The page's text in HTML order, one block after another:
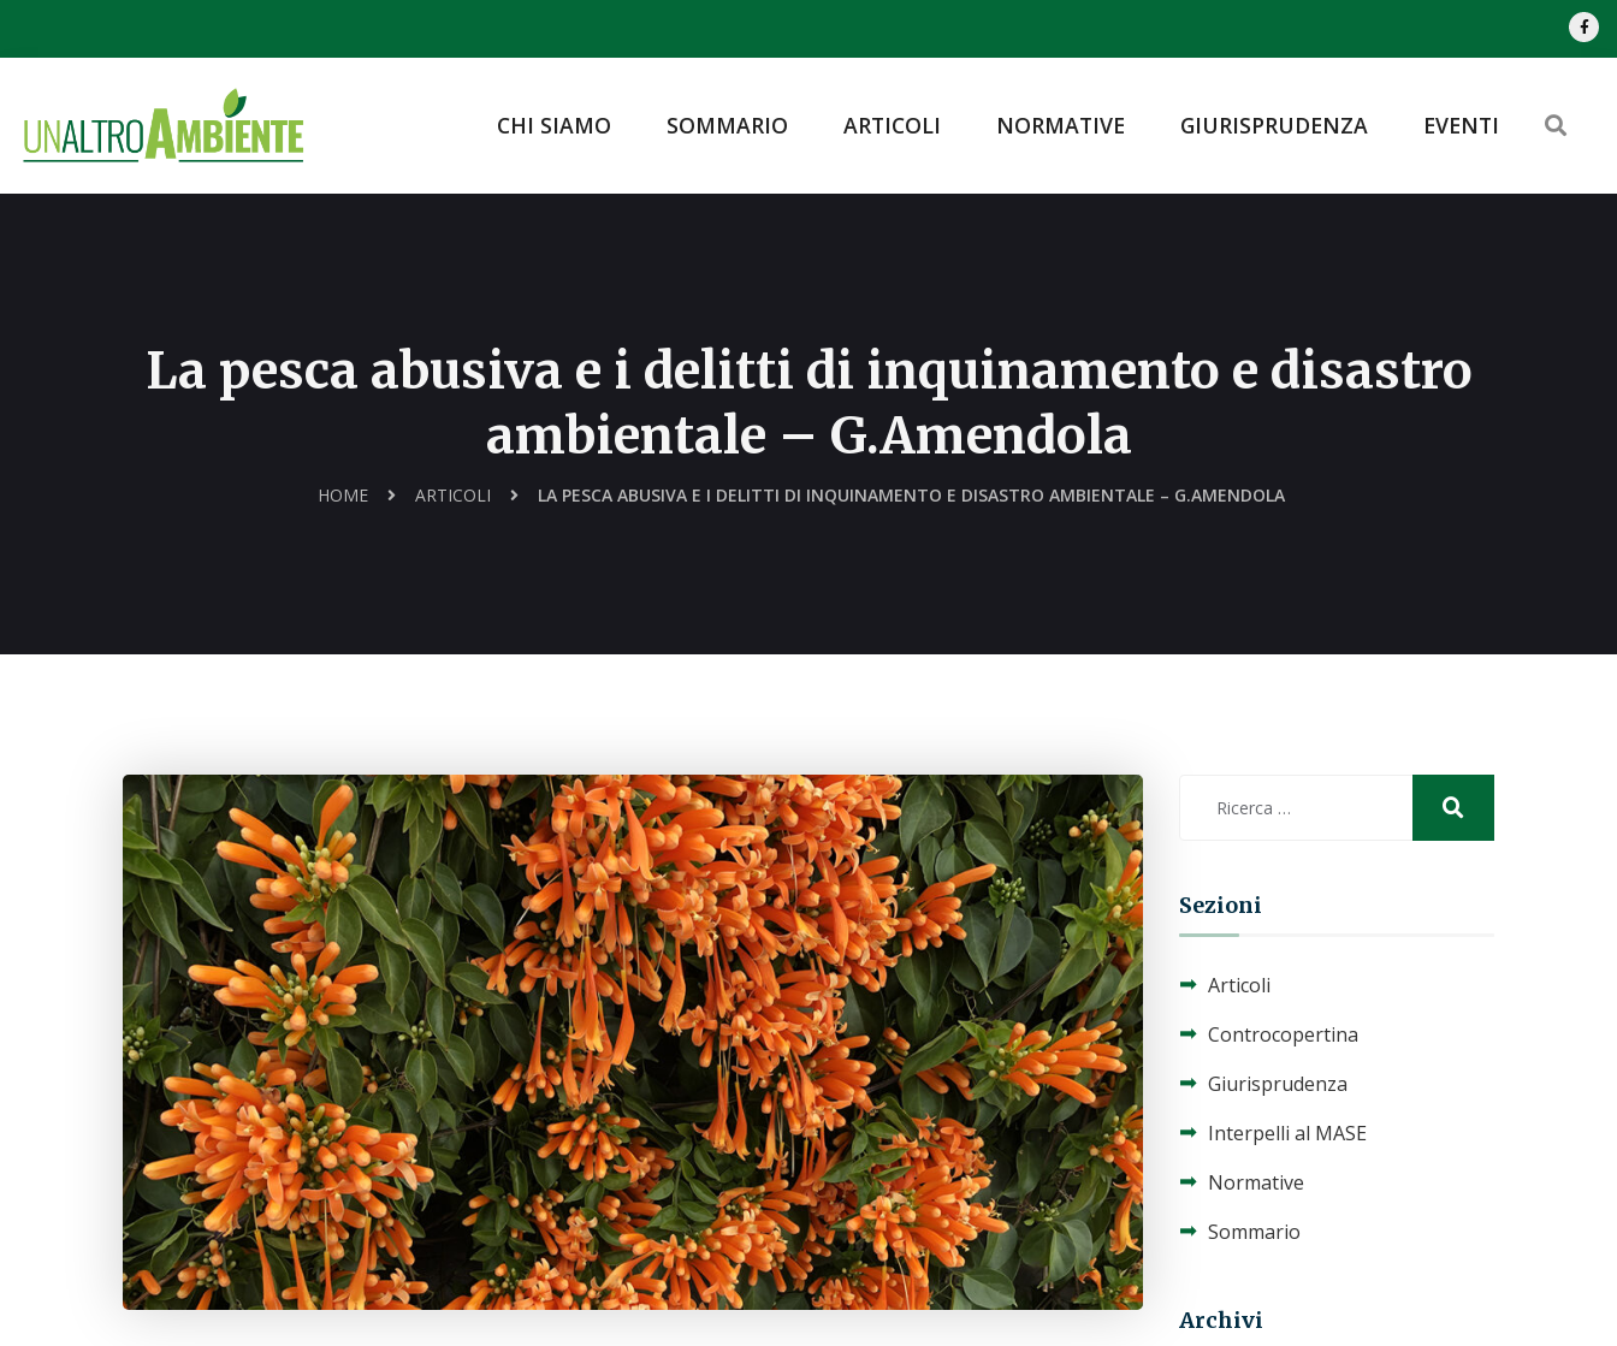
CHI SIAMO SOMMARIO ARTICOLI NORMATIVE GIURISPRUDENZA EVENTI
La pesca abusiva e i delitti di inquinamento e disastro
ambientale – G.Amendola
HOME ARTICOLI LA PESCA ABUSIVA E I DELITTI DI INQUINAMENTO E DISASTRO AMBIENTALE – G.AMENDOLA
Sezioni
Articoli
Controcopertina
Giurisprudenza
Interpelli al MASE
Normative
Sommario
Archivi